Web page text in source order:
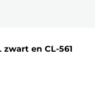
zwart en CL-561